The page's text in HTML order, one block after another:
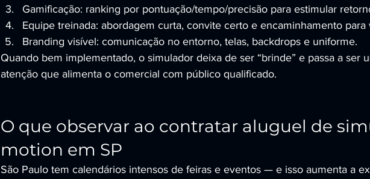
Gamificação: ranking por pontuação/tempo/precisão para estimular
Equipe treinada: abordagem curta, convite certo e encaminhamento para
Branding visível: comunicação no entorno, telas, backdrops e uniforme.
Quando bem implementado, o simulador deixa de ser “brinde” e passa a ser
atenção que alimenta o comercial com público qualificado.
O que observar ao contratar aluguel de
motion em SP
São Paulo tem calendários intensos de feiras e eventos — e isso aumenta a